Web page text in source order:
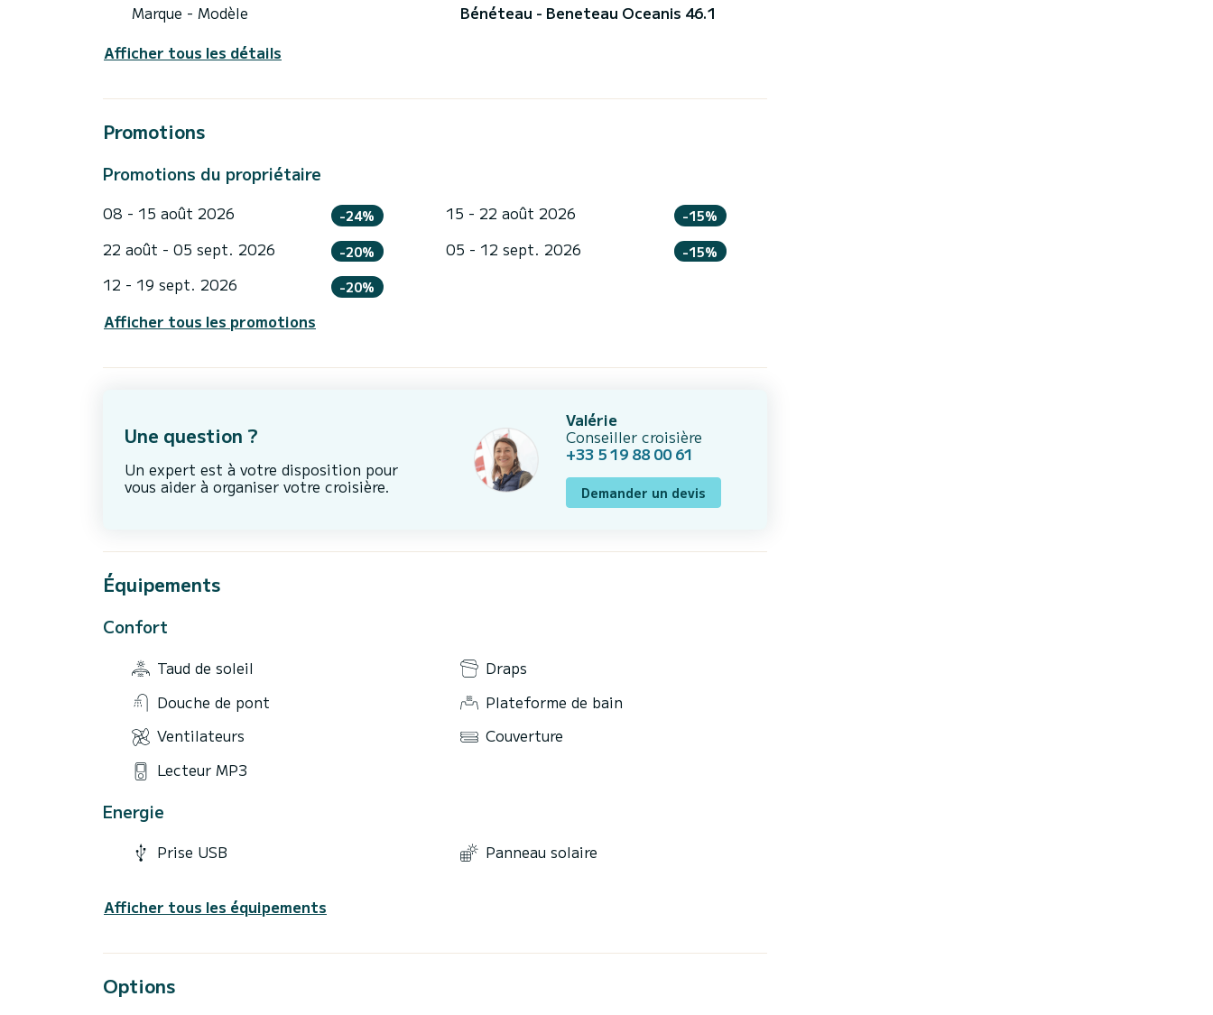
Marque - Modèle
Bénéteau - Beneteau Oceanis 46.1
Afficher tous les détails
Promotions
Promotions du propriétaire
08 - 15 août 2026 -24% 15 - 22 août 2026 -15%
22 août - 05 sept. 2026 -20% 05 - 12 sept. 2026 -15%
12 - 19 sept. 2026 -20%
Afficher tous les promotions
Une question ?
Un expert est à votre disposition pour
vous aider à organiser votre croisière.
Valérie
Conseiller croisière
+33 5 19 88 00 61
Demander un devis
Équipements
Confort
Taud de soleil
Draps
Douche de pont
Plateforme de bain
Ventilateurs
Couverture
Lecteur MP3
Energie
Prise USB Panneau solaire
Afficher tous les équipements
Options